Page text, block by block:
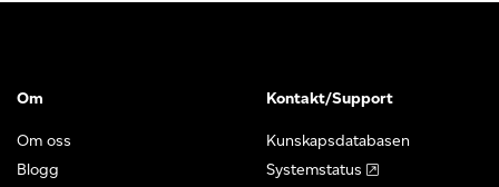
Om
Om oss
Blogg
Kontakt/Support
Kunskapsdatabasen
Systemstatus